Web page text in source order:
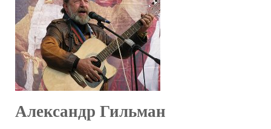
Александр Гильман